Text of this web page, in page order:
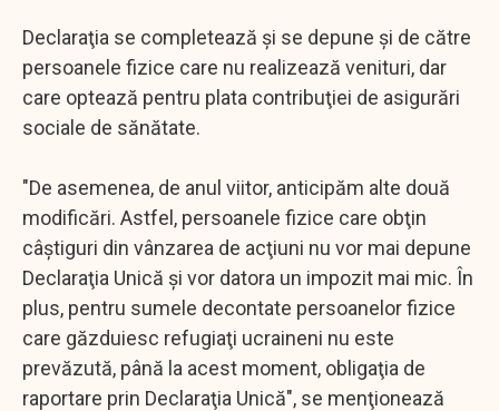
Declaraţia se completează şi se depune şi de către
persoanele fizice care nu realizează venituri, dar
care optează pentru plata contribuţiei de asigurări
sociale de sănătate.
"De asemenea, de anul viitor, anticipăm alte două
modificări. Astfel, persoanele fizice care obţin
câştiguri din vânzarea de acţiuni nu vor mai depune
Declaraţia Unică şi vor datora un impozit mai mic. În
plus, pentru sumele decontate persoanelor fizice
care găzduiesc refugiaţi ucraineni nu este
prevăzută, până la acest moment, obligaţia de
raportare prin Declaraţia Unică", se menţionează